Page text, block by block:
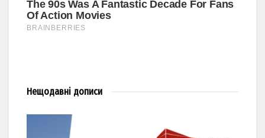
Нещодавні дописи